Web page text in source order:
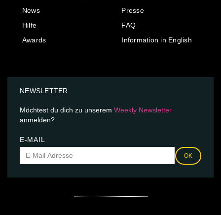
News
Hilfe
Awards
Presse
FAQ
Information in English
NEWSLETTER
Möchtest du dich zu unserem Weekly Newsletter
anmelden?
E-MAIL
OK